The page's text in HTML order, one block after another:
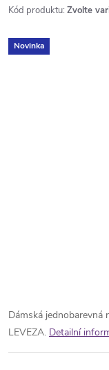
Kód produktu: Zvolte
Novinka
Dámská
LEVEZA. Detailní